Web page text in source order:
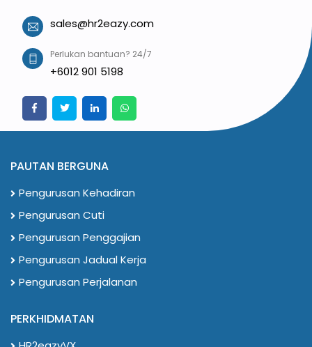
sales@hr2eazy.com
Perlukan bantuan? 24/7
+6012 901 5198
PAUTAN BERGUNA
Pengurusan Kehadiran
Pengurusan Cuti
Pengurusan Penggajian
Pengurusan Jadual Kerja
Pengurusan Perjalanan
PERKHIDMATAN